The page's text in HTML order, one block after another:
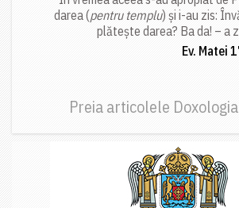
darea (pentru templu) și i-au zis:
plătește darea? Ba da! – a
Ev. Matei
Preia articolele